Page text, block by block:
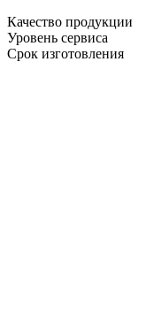
Качество продукции
Уровень сервиса
Срок изготовления